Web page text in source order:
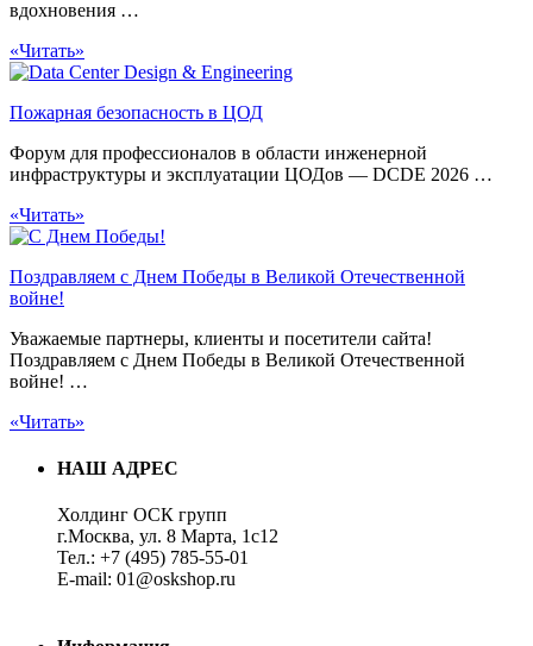
вдохновения …
«Читать»
Пожарная безопасность в ЦОД
Форум для профессионалов в области инженерной
инфраструктуры и эксплуатации ЦОДов — DCDE 2026 …
«Читать»
Поздравляем с Днем Победы в Великой Отечественной
войне!
Уважаемые партнеры, клиенты и посетители сайта!
Поздравляем с Днем Победы в Великой Отечественной
войне! …
«Читать»
НАШ АДРЕС
Холдинг ОСК групп
г.Москва, ул. 8 Марта, 1с12
Тел.: +7 (495) 785-55-01
E-mail: 01@oskshop.ru